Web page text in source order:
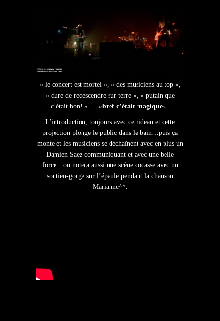
« le concert est mortel », « des musiciens au top »,
« dure de redescendre sur terre », « putain que
c’était bon! » … »bref c’était magique« .
L’introduction, toujours avec ce rideau et cette
projection plonge le public dans le bain…puis ça
monte et les musiciens se déchaînent avec en plus un
Damien Saez communiquant et avec une belle
force…on notera aussi une scène cocasse avec un
soutien-gorge sur l’épaule pendant la chanson
Marianne^^.